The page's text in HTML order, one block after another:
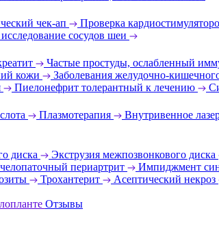
чек-ап Проверка
сосудов шеи
Частые простуды, ослабленный
кожи Заболевания желудочно-
Пиелонефрит толерантный к лечению
Плазмотерапия
Внутривенное
диска Экструзия межпозвонкового диска
периартрит Импиджмент
Трохантерит Асептический некроз
Отзывы